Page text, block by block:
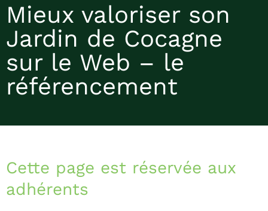
Mieux valoriser son
Jardin de Cocagne
sur le Web – le
référencement
Cette page est réservée aux
adhérents